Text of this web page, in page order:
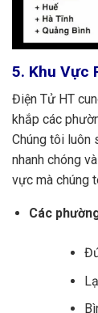
5. Khu Vực
Điện Tử HT
khắp các
Chúng tôi luôn
nhanh chóng
vực mà chúng
Các